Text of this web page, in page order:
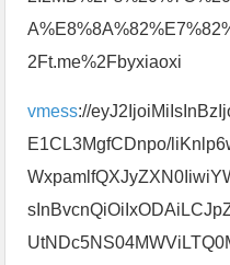
2Ft.me%2Fbyxiaoxi
vmess://
E1CL3MgfCDnpo/